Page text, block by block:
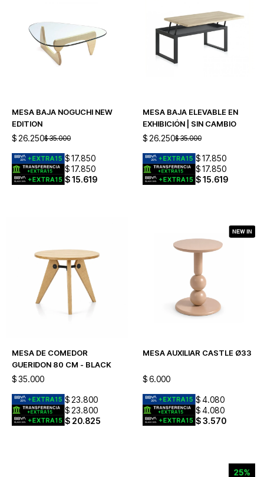
MESA BAJA NOGUCHI NEW
EDITION
$ 26.250$ 35.000
$17.850
$17.850
$15.619
MESA BAJA ELEVABLE EN
EXHIBICIÓN | SIN CAMBIO
$ 26.250$ 35.000
$ 17.850
$ 17.850
$ 15.619
MESA DE COMEDOR
GUERIDON 80 CM - BLACK
$35.000
$ 23.800
$ 23.800
$ 20.825
MESA AUXILIAR CASTLE Ø33
$ 6.000
$ 4.080
$ 4.080
$ 3.570